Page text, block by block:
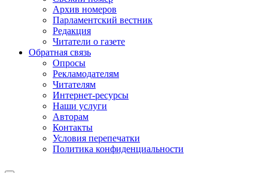
Архив номеров
Парламентский вестник
Редакция
Читатели о газете
Обратная связь
Опросы
Рекламодателям
Читателям
Интернет-ресурсы
Наши услуги
Авторам
Контакты
Условия перепечатки
Политика конфиденциальности